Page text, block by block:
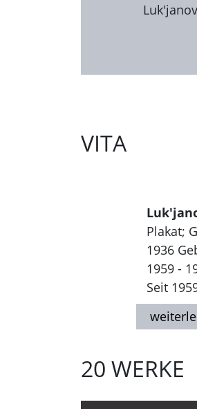
VITA
Plakat;
1936
1959 -
Seit
1960
Seit
1968 -
20 WERKE